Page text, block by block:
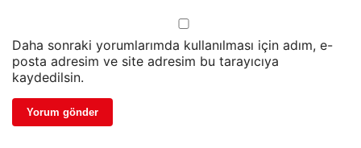
Daha sonraki yorumlarımda kullanılması için adım, e-
posta adresim ve site adresim bu tarayıcıya
kaydedilsin.